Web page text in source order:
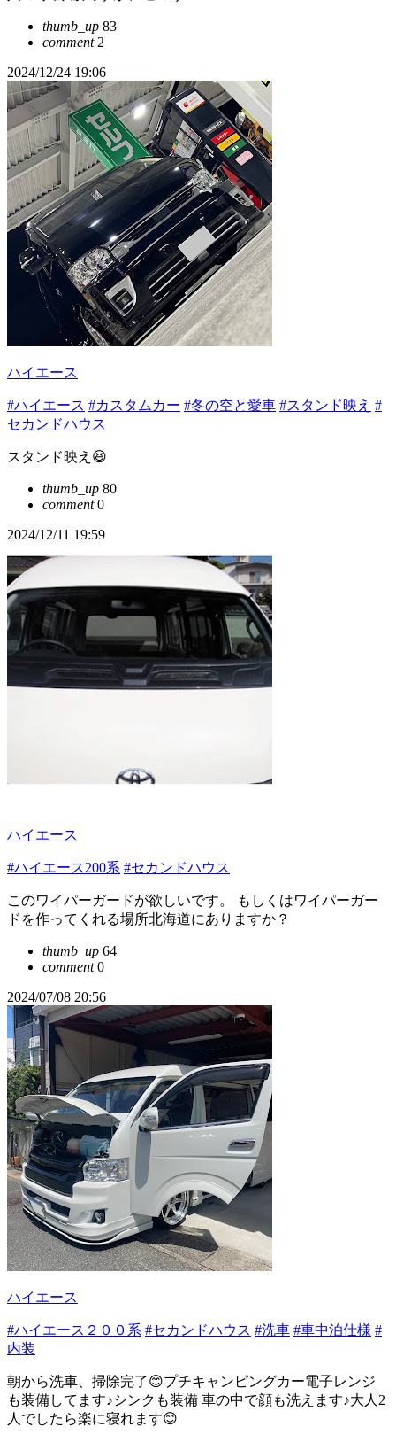
thumb_up 83
comment2
2024/12/24 19:06
ハイエース
#ハイエース #カスタムカー #冬の空と愛車 #スタンド映え #
セカンドハウス
スタンド映え😆
thumb_up 80
comment0
2024/12/11 19:59
ハイエース
#ハイエース200系 #セカンドハウス
このワイパーガードが欲しいです。 もしくはワイパーガー
ドを作ってくれる場所北海道にありますか？
thumb_up 64
comment0
2024/07/08 20:56
ハイエース
#ハイエース２００系 #セカンドハウス #洗車 #車中泊仕様 #
内装
朝から洗車、掃除完了😊プチキャンピングカー電子レンジ
も装備してます♪シンクも装備 車の中で顔も洗えます♪大人2
人でしたら楽に寝れます😊